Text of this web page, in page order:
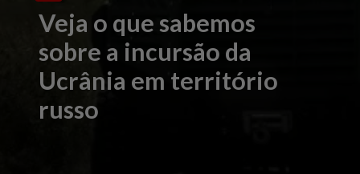
Veja o que sabemos
sobre a incursão da
Ucrânia em território
russo